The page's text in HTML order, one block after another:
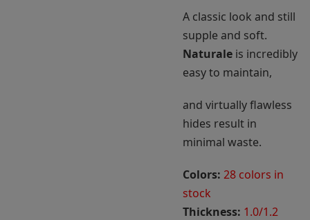
A classic look and still
supple and soft.
Naturale is incredibly
easy to maintain,
and virtually flawless
hides result in
minimal waste.
Colors: 28 colors in
stock
Thickness: 1.0/1.2